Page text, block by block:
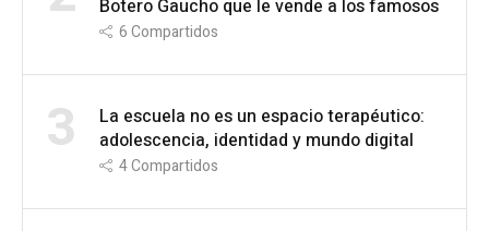
Botero Gaucho que le vende a los famosos
6Compartidos
3
La escuela no es un espacio terapéutico:
adolescencia, identidad y mundo digital
4Compartidos